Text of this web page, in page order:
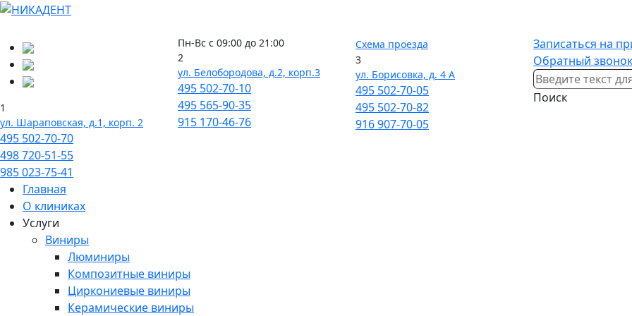
1
ул. Шараповская, д.1, корп. 2
495 502-70-70
498720-51-55
985023-75-41
Пн-Вс с 09:00 до 21:00
2
ул. Белобородова, д.2, корп.3
495 502-70-10
495 565-90-35
915 170-46-76
Схема проезда
3
ул. Борисовка, д. 4 А
495 502-70-05
495 502-70-82
916907-70-05
Записаться на
Обратный звонок
Поиск
Главная
О клиниках
Услуги
Виниры
Люминиры
Композитные виниры
Циркониевые виниры
Керамические виниры